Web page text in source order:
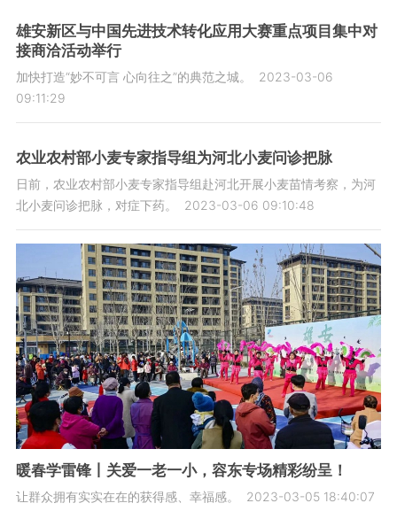
雄安新区与中国先进技术转化应用大赛重点项目集中对
接商洽活动举行
加快打造“妙不可言 心向往之”的典范之城。
2023-03-06
09:11:29
农业农村部小麦专家指导组为河北小麦问诊把脉
日前，农业农村部小麦专家指导组赴河北开展小麦苗情考察，为河
北小麦问诊把脉，对症下药。
2023-03-06 09:10:48
暖春学雷锋丨关爱一老一小，容东专场精彩纷呈！
让群众拥有实实在在的获得感、幸福感。 2023-03-05 18:40:07